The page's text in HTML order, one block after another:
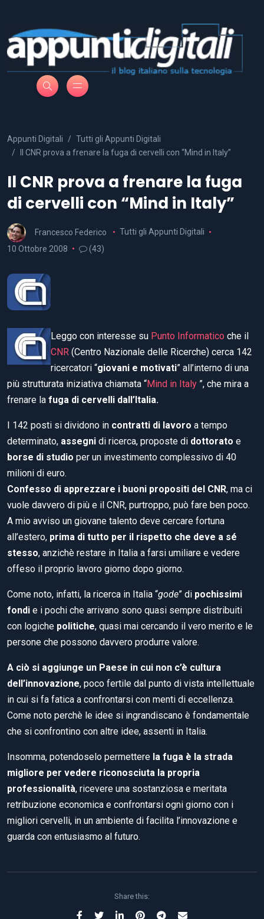
Appunti Digitali
Tutti gli Appunti Digitali
Il CNR prova a frenare la fuga di cervelli con “Mind in Italy”
Il CNR prova a frenare la fuga
di cervelli con “Mind in Italy”
Francesco Federico
Tutti gli Appunti Digitali
10 Ottobre 2008
(43)
Leggo con interesse su Punto Informatico che il
CNR (Centro Nazionale delle Ricerche) cerca 142
ricercatori “giovani e motivati” all’interno di una
più strutturata iniziativa chiamata “Mind in Italy ”, che mira a
frenare la fuga di cervelli dall’Italia.
I 142 posti si dividono in contratti di lavoro a tempo
determinato, assegni di ricerca, proposte di dottorato e
borse di studio per un investimento complessivo di 40
milioni di euro.
Confesso di apprezzare i buoni propositi del CNR, ma ci
vuole davvero di più e il CNR, purtroppo, può fare ben poco.
A mio avviso un giovane talento deve cercare fortuna
all’estero, prima di tutto per il rispetto che deve a sé
stesso, anzichè restare in Italia a farsi umiliare e vedere
offeso il proprio lavoro giorno dopo giorno.
Come noto, infatti, la ricerca in Italia “gode” di pochissimi
fondi e i pochi che arrivano sono quasi sempre distribuiti
con logiche politiche, quasi mai cercando il vero merito e le
persone che possono davvero produrre valore.
A ciò si aggiunge un Paese in cui non c’è cultura
dell’innovazione, poco fertile dal punto di vista intellettuale
in cui si fa fatica a confrontarsi con menti di eccellenza.
Come noto perchè le idee si ingrandiscano è fondamentale
che si confrontino con altre idee, assenti in Italia.
Insomma, potendoselo permettere la fuga è la strada
migliore per vedere riconosciuta la propria
professionalità, ricevere una sostanziosa e meritata
retribuzione economica e confrontarsi ogni giorno con i
migliori cervelli, in un ambiente di facilita l’innovazione e
guarda con entusiasmo al futuro.
Share this: